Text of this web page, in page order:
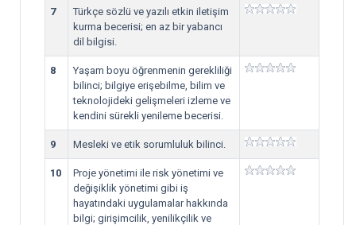
7
Türkçe sözlü ve yazılı etkin iletişim
kurma becerisi; en az bir yabancı
dil bilgisi.
8
Yaşam boyu öğrenmenin gerekliliği
bilinci; bilgiye erişebilme, bilim ve
teknolojideki gelişmeleri izleme ve
kendini sürekli yenileme becerisi.
9 Mesleki ve etik sorumluluk bilinci.
10
Proje yönetimi ile risk yönetimi ve
değişiklik yönetimi gibi iş
hayatındaki uygulamalar hakkında
bilgi; girişimcilik, yenilikçilik ve